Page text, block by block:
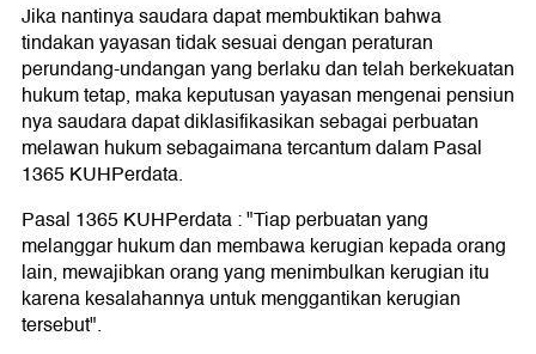
Jika nantinya saudara dapat membuktikan bahwa
tindakan yayasan tidak sesuai dengan peraturan
perundang-undangan yang berlaku dan telah berkekuatan
hukum tetap, maka keputusan yayasan mengenai pensiun
nya saudara dapat diklasifikasikan sebagai perbuatan
melawan hukum sebagaimana tercantum dalam Pasal
1365 KUHPerdata.
Pasal 1365 KUHPerdata : "Tiap perbuatan yang
melanggar hukum dan membawa kerugian kepada orang
lain, mewajibkan orang yang menimbulkan kerugian itu
karena kesalahannya untuk menggantikan kerugian
tersebut".